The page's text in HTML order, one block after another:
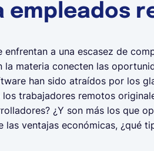
a una escasez de
la materia conecten las
han sido atraídos por los
trabajadores remotos
¿Y son más los que
ventajas económicas, ¿qué